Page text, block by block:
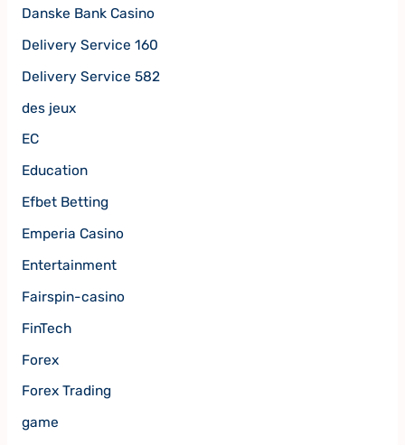
Danske Bank Casino
Delivery Service 160
Delivery Service 582
des jeux
EC
Education
Efbet Betting
Emperia Casino
Entertainment
Fairspin-casino
FinTech
Forex
Forex Trading
game